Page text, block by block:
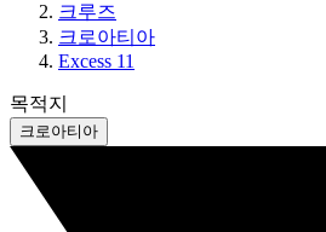
크루즈
크로아티아
Excess 11
목적지
크로아티아